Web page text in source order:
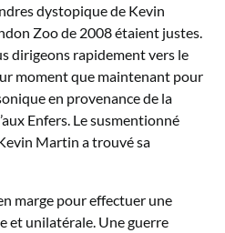
dystopique de Kevin
Zoo de 2008 étaient justes.
dirigeons rapidement vers le
moment que maintenant pour
en provenance de la
Enfers. Le susmentionné
Martin a trouvé sa
marge pour effectuer une
et unilatérale. Une guerre